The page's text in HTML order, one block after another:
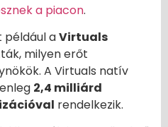
a piacon.
például aVirtuals
milyen erőt
A Virtuals natív
2,4 milliárd
rendelkezik.